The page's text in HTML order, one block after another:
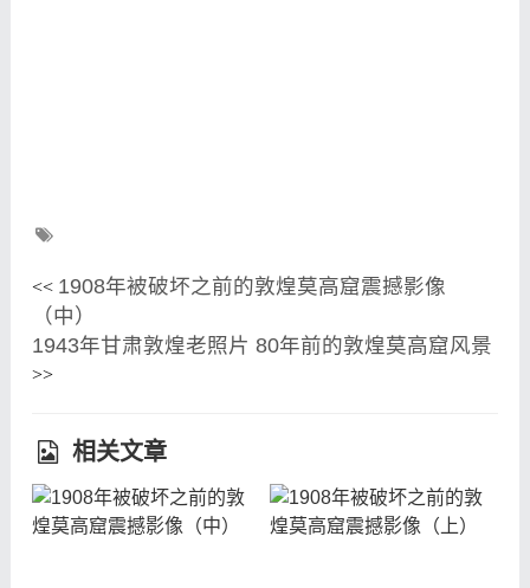
<< 1908年被破坏之前的敦煌莫高窟震撼影像
（中）
1943年甘肃敦煌老照片 80年前的敦煌莫高窟风景
>>
相关文章